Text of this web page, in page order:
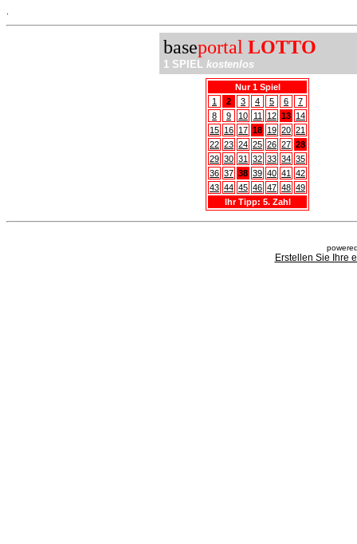
baseportal LOTTO
1 SPIEL kostenlos
Nur 1 Spiel
1
2 3 4 5 6
7
8
9 10 11 12 13 14
15 16 17 18 19 20 21
22 23 24 25 26 27 28
29 30 31 32 33 34 35
36 37 38 39 40 41
42
43 44 45 46 47 48 49
Ihr Tipp: 5. Zahl
Erstellen Sie Ihre